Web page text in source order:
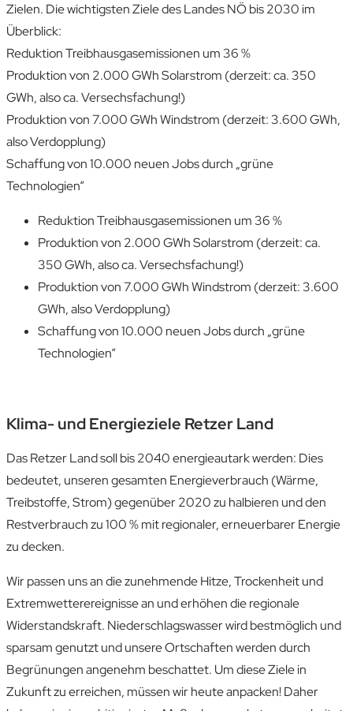
Zielen. Die wichtigsten Ziele des Landes NÖ bis 2030 im
Überblick:
Reduktion Treibhausgasemissionen um 36 %
Produktion von 2.000 GWh Solarstrom (derzeit: ca. 350
GWh, also ca. Versechsfachung!)
Produktion von 7.000 GWh Windstrom (derzeit: 3.600 GWh,
also Verdopplung)
Schaffung von 10.000 neuen Jobs durch „grüne
Technologien“
Reduktion Treibhausgasemissionen um 36 %
Produktion von 2.000 GWh Solarstrom (derzeit: ca.
350 GWh, also ca. Versechsfachung!)
Produktion von 7.000 GWh Windstrom (derzeit: 3.600
GWh, also Verdopplung)
Schaffung von 10.000 neuen Jobs durch „grüne
Technologien“
Klima- und Energieziele Retzer Land
Das Retzer Land soll bis 2040 energie­autark werden: Dies
bedeutet, unseren gesamten Energie­verbrauch (Wärme,
Treibstoffe, Strom) gegenüber 2020 zu halbieren und den
Rest­verbrauch zu 100 % mit regionaler, erneuerbarer Energie
zu decken.
Wir passen uns an die zunehmende Hitze, Trockenheit und
Extrem­wetter­ereignisse an und erhöhen die regionale
Widerstandskraft. Nieder­schlags­wasser wird best­möglich und
sparsam genutzt und unsere Ortschaften werden durch
Begrünungen angenehm beschattet. Um diese Ziele in
Zukunft zu erreichen, müssen wir heute anpacken! Daher